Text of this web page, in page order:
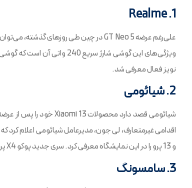
1. Realme
نویز فعال معرفی شد.
2. شیائومی
و 13 پرو را در این نمایشگاه معرفی کرد. سری جدید پوکو X4 پرو 5G و همچنین پوکو M4 پرو 4G با دوربین 64 مگاپیکسلی هم معرفی شدند.
3. سامسونگ